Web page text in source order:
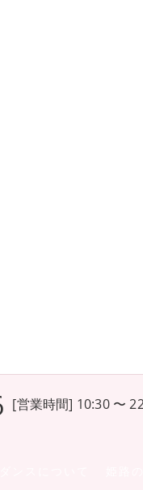
[営業時間] 10:30 〜